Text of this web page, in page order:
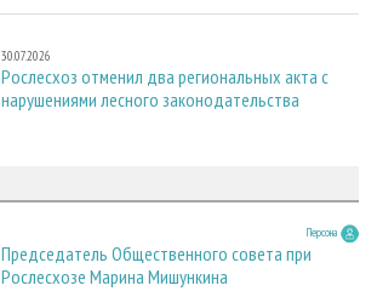
30.07.2026
Рослесхоз отменил два региональных акта с
нарушениями лесного законодательства
Персона
Председатель Общественного совета при
Рослесхозе Марина Мишункина